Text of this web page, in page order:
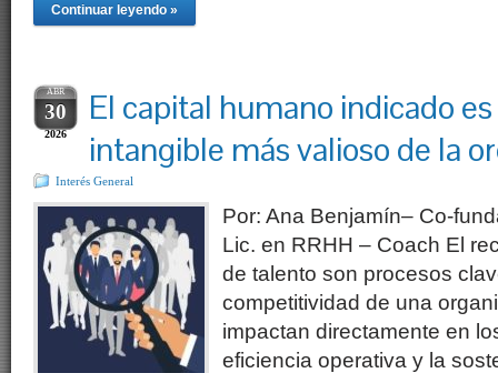
Continuar leyendo »
ABR
30
2026
El capital humano indicado
intangible más valioso de la
Interés General
Por: Ana Benjamín– Co-
Lic. en RRHH – Coach El
de talento son procesos
competitividad de una
impactan directamente en
eficiencia operativa y la